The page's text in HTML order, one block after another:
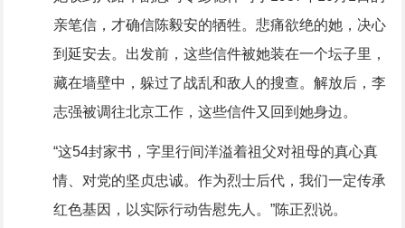
亲笔信，才确信陈毅安的牺牲。悲痛欲绝的她，决心
到延安去。出发前，这些信件被她装在一个坛子里，
藏在墙壁中，躲过了战乱和敌人的搜查。解放后，李
志强被调往北京工作，这些信件又回到她身边。
“这54封家书，字里行间洋溢着祖父对祖母的真心真
情、对党的坚贞忠诚。作为烈士后代，我们一定传承
红色基因，以实际行动告慰先人。”陈正烈说。